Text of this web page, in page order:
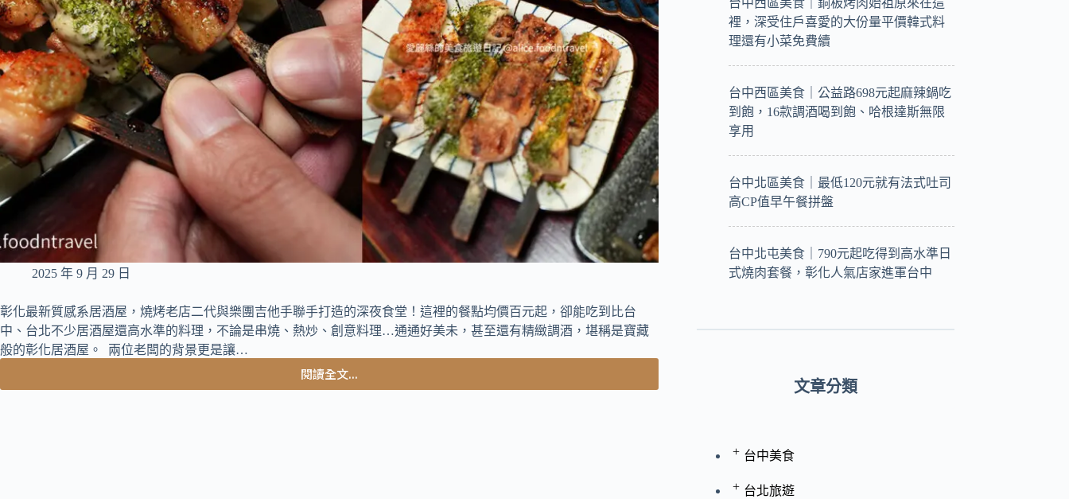
2025 年 9 月 29 日
彰化最新質感系居酒屋，燒烤老店二代與樂團吉他手聯手打造的深夜食堂！這裡的餐點均價百元起，卻能吃到比台
中、台北不少居酒屋還高水準的料理，不論是串燒、熱炒、創意料理…通通好美未，甚至還有精緻調酒，堪稱是寶藏
般的彰化居酒屋。 兩位老闆的背景更是讓…
閱讀全文...
彰
台中西區美食｜銅板烤肉始祖原來在這
裡，深受住戶喜愛的大份量平價韓式料
理還有小菜免費續
台中西區美食｜公益路698元起麻辣鍋吃
到飽，16款調酒喝到飽、哈根達斯無限
享用
台中北區美食｜最低120元就有法式吐司
高CP值早午餐拼盤
台中北屯美食｜790元起吃得到高水準日
式燒肉套餐，彰化人氣店家進軍台中
文章分類
+ 台中美食
+ 台北旅遊